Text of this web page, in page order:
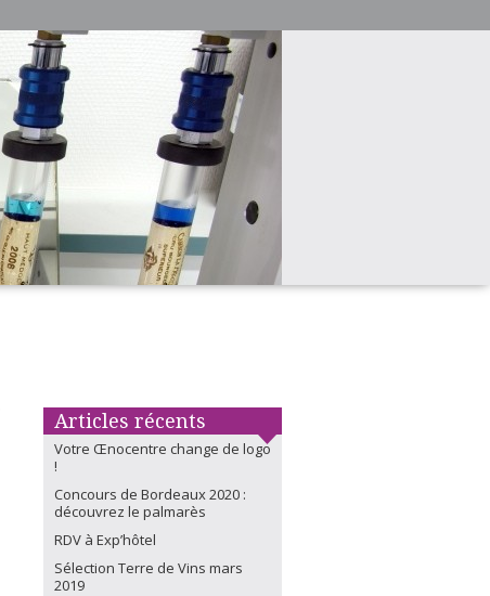
Articles récents
Votre Œnocentre change de logo
!
Concours de Bordeaux 2020 :
découvrez le palmarès
RDV à Exp’hôtel
Sélection Terre de Vins mars
2019